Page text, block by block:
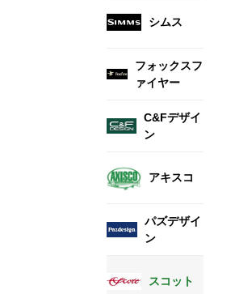
シムス
フォックスフ
ァイヤー
C&Fデザイ
ン
アキスコ
パズデザイ
ン
スコット